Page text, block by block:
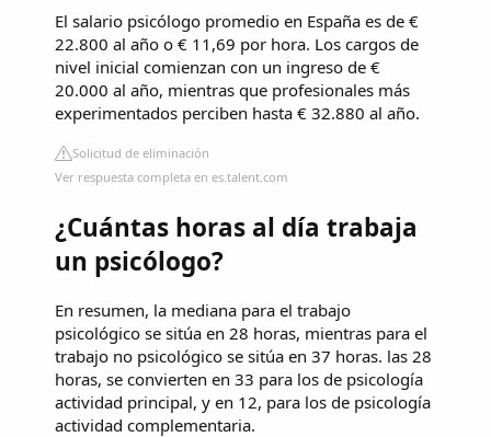
El salario psicólogo promedio en España es de €
22.800 al año o € 11,69 por hora. Los cargos de
nivel inicial comienzan con un ingreso de €
20.000 al año, mientras que profesionales más
experimentados perciben hasta € 32.880 al año.
Solicitud de eliminación
Ver respuesta completa en es.talent.com
¿Cuántas horas al día trabaja
un psicólogo?
En resumen, la mediana para el trabajo
psicológico se sitúa en 28 horas, mientras para el
trabajo no psicológico se sitúa en 37 horas. las 28
horas, se convierten en 33 para los de psicología
actividad principal, y en 12, para los de psicología
actividad complementaria.